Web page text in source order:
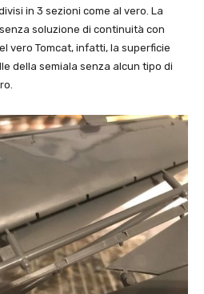
in 3 sezioni come al vero. La
soluzione di continuità con
vero Tomcat, infatti, la superficie
della semiala senza alcun tipo di